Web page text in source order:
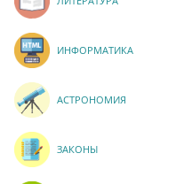
ИНФОРМАТИКА
АСТРОНОМИЯ
ЗАКОНЫ